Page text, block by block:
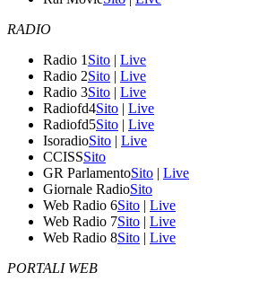
RADIO
Radio 1 Sito | Live
Radio 2Sito | Live
Radio 3Sito | Live
Radiofd4Sito | Live
Radiofd5Sito | Live
IsoradioSito | Live
CCISSSito
GR ParlamentoSito | Live
Giornale RadioSito
Web Radio 6Sito | Live
Web Radio 7Sito | Live
Web Radio 8Sito | Live
PORTALI WEB